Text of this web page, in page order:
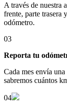
A través de nuestra
frente, parte trasera
odómetro.
03
Reporta tu
Cada mes envía
sabremos cuántos
04